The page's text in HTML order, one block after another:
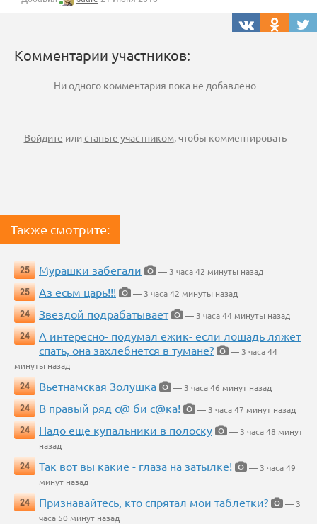
Комментарии участников:
Ни одного комментария пока не добавлено
Войдите илистаньте участником , чтобы комментировать
Также смотрите:
25 Мурашки забегали
— 3 часа 42 минуты назад
25
Аз есьм царь!!!
— 3 часа 42 минуты назад
24
Звездой подрабатывает
— 3 часа 44 минуты назад
24
А интересно- подумал ежик- если лошадь ляжет
спать, она захлебнется в тумане?
— 3 часа 44
минуты назад
24
Вьетнамская Золушка
— 3 часа 46 минут назад
24
В правый ряд с@ би с@ка!
— 3 часа 47 минут назад
24
Надо еще купальники в полоску
— 3 часа 48 минут
назад
24
Так вот вы какие - глаза на затылке!
— 3 часа 49
минут назад
24
Признавайтесь, кто спрятал мои таблетки?
— 3
часа 50 минут назад